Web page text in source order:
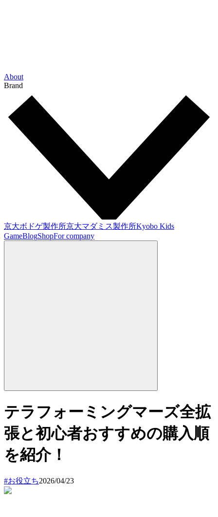
About
Brand
京大ボドゲ製作所京大マダミス製作所Kyobo Kids
GameBlogShopFor company
テラフォーミングマーズ全拡
張と初心者おすすめの購入順
を紹介！
#お役立ち2026/04/23